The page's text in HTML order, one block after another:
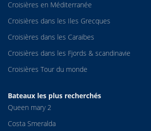
Croisières en Méditerranée
Croisières dans les Iles Grecques
Croisières dans les Caraibes
Croisières dans les Fjords & scandinavie
Croisières Tour du monde
Bateaux les plus recherchés
Queen mary 2
Costa Smeralda